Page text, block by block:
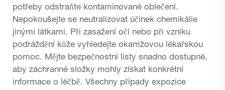
potřeby odstraňte kontaminované oblečení.
Nepokoušejte se neutralizovat účinek chemikálie
jinými látkami. Při zasažení očí nebo při vzniku
podráždění kůže vyhledejte okamžovou lékařskou
pomoc. Mějte bezpečnostní listy snadno dostupné,
aby záchranné složky mohly získat konkrétní
informace o léčbě. Všechny případy expozice